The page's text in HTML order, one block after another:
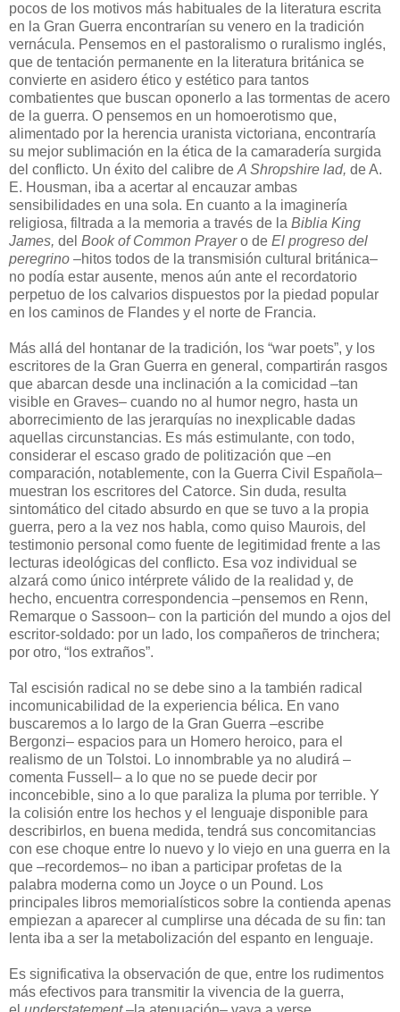
pocos de los motivos más habituales de la literatura escrita
en la Gran Guerra encontrarían su venero en la tradición
vernácula. Pensemos en el pastoralismo o ruralismo inglés,
que de tentación permanente en la literatura británica se
convierte en asidero ético y estético para tantos
combatientes que buscan oponerlo a las tormentas de acero
de la guerra. O pensemos en un homoerotismo que,
alimentado por la herencia uranista victoriana, encontraría
su mejor sublimación en la ética de la camaradería surgida
del conflicto. Un éxito del calibre de A Shropshire lad, de A.
E. Housman, iba a acertar al encauzar ambas
sensibilidades en una sola. En cuanto a la imaginería
religiosa, filtrada a la memoria a través de la Biblia King
James, del Book of Common Prayero de El progreso del
peregrino –hitos todos de la transmisión cultural británica–
no podía estar ausente, menos aún ante el recordatorio
perpetuo de los calvarios dispuestos por la piedad popular
en los caminos de Flandes y el norte de Francia.
Más allá del hontanar de la tradición, los “war poets”, y los
escritores de la Gran Guerra en general, compartirán rasgos
que abarcan desde una inclinación a la comicidad –tan
visible en Graves– cuando no al humor negro, hasta un
aborrecimiento de las jerarquías no inexplicable dadas
aquellas circunstancias. Es más estimulante, con todo,
considerar el escaso grado de politización que –en
comparación, notablemente, con la Guerra Civil Española–
muestran los escritores del Catorce. Sin duda, resulta
sintomático del citado absurdo en que se tuvo a la propia
guerra, pero a la vez nos habla, como quiso Maurois, del
testimonio personal como fuente de legitimidad frente a las
lecturas ideológicas del conflicto. Esa voz individual se
alzará como único intérprete válido de la realidad y, de
hecho, encuentra correspondencia –pensemos en Renn,
Remarque o Sassoon– con la partición del mundo a ojos del
escritor-soldado: por un lado, los compañeros de trinchera;
por otro, “los extraños”.
Tal escisión radical no se debe sino a la también radical
incomunicabilidad de la experiencia bélica. En vano
buscaremos a lo largo de la Gran Guerra –escribe
Bergonzi– espacios para un Homero heroico, para el
realismo de un Tolstoi. Lo innombrable ya no aludirá –
comenta Fussell– a lo que no se puede decir por
inconcebible, sino a lo que paraliza la pluma por terrible. Y
la colisión entre los hechos y el lenguaje disponible para
describirlos, en buena medida, tendrá sus concomitancias
con ese choque entre lo nuevo y lo viejo en una guerra en la
que –recordemos– no iban a participar profetas de la
palabra moderna como un Joyce o un Pound. Los
principales libros memorialísticos sobre la contienda apenas
empiezan a aparecer al cumplirse una década de su fin: tan
lenta iba a ser la metabolización del espanto en lenguaje.
Es significativa la observación de que, entre los rudimentos
más efectivos para transmitir la vivencia de la guerra,